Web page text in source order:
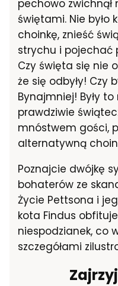
pechowo
świętami. Nie było
choinkę, znieść
strychu i pojechać
Czy święta się nie
że się odbyły! Czy
Bynajmniej! Były
prawdziwie
mnóstwem gości,
alternatywną
Poznajcie dwójkę
bohaterów ze
Życie Pettsona i
kota Findus
niespodzianek, co
szczegółami